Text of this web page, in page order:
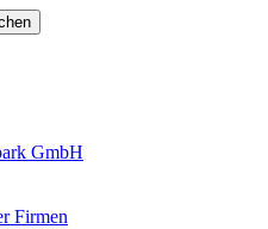
GmbH
Firmen